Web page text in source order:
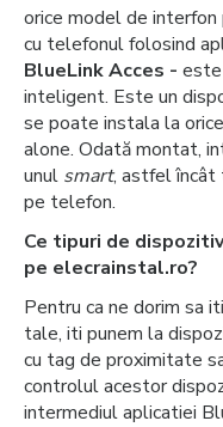
orice model de
cu telefonul folosind
BlueLink Acces -
inteligent. Este un
se poate instala la
alone. Odată montat,
unul smart, astfel încât
pe telefon.
Ce tipuri de
pe elecrainstal.ro?
Pentru ca ne dorim sa
tale, iti punem la
cu tag de proximitate
controlul acestor
intermediul aplicatiei